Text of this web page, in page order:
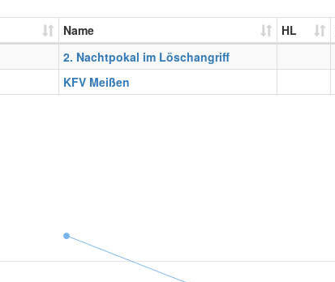
Name HL
2. Nachtpokal im Löschangriff
KFV Meißen